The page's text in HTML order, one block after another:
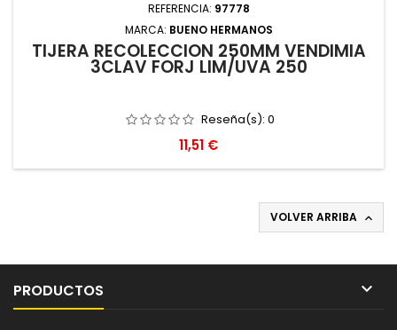
REFERENCIA: 97778
MARCA: BUENO HERMANOS
TIJERA RECOLECCION 250MM VENDIMIA
3CLAV FORJ LIM/UVA 250
Reseña(s): 0
Precio
11,51 €
VOLVER ARRIBA 
PRODUCTOS 